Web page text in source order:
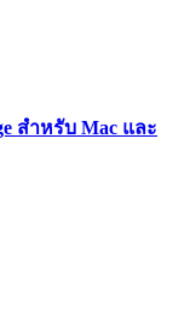
สำหรับ Mac และ